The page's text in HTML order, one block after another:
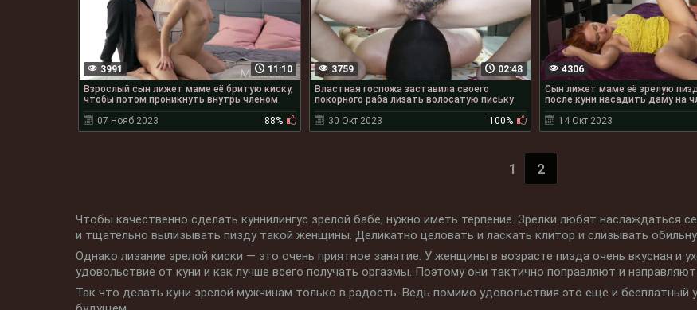
11:10
3991
Взрослый сын лижет маме её бритую киску,
чтобы потом проникнуть внутрь членом
07 Нояб 2023
88%
02:48
3759
Властная госпожа заставила своего
покорного раба лизать волосатую письку
30 Окт 2023
100%
4306
Сын лижет маме её зрелую
после куни насадить даму на
14 Окт 2023
1 2
Чтобы качественно сделать куннилингус зрелой бабе, нужно иметь терпение. Зрелки любят наслаждаться
и тщательно вылизывать пизду такой женщины. Деликатно целовать и ласкать клитор и слизывать
Однако лизание зрелой киски — это очень приятное занятие. У женщины в возрасте пизда очень вкусная и
удовольствие от куни и как лучше всего получать оргазмы. Поэтому они тактично поправляют и направляют
Так что делать куни зрелой мужчинам только в радость. Ведь помимо удовольствия это еще и бесплатный